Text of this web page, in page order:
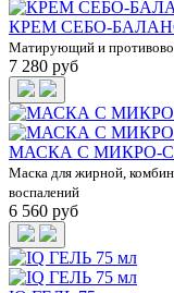
КРЕМ СЕБО-
Матирующий и
7 280 руб
МАСКА С МИКРО-
Маска для жирной,
воспалений
6 560 руб